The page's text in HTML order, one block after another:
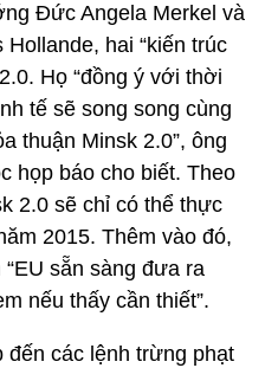
Đức Angela Merkel và
hai “kiến trúc
Họ “đồng ý với thời
tế sẽ song song cùng
thuận Minsk 2.0”, ông
họp báo cho biết. Theo
2.0 sẽ chỉ có thể thực
2015. Thêm vào đó,
sẵn sàng đưa ra
nếu thấy cần thiết”.
đến các lệnh trừng phạt